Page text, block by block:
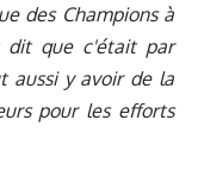
des Champions à
dit que c'était par
aussi y avoir de la
pour les efforts